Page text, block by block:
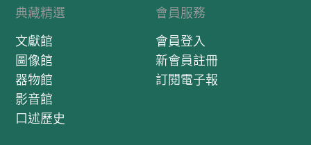
典藏精選
文獻館
圖像館
器物館
影音館
口述歷史
會員服務
會員登入
新會員註冊
訂閱電子報